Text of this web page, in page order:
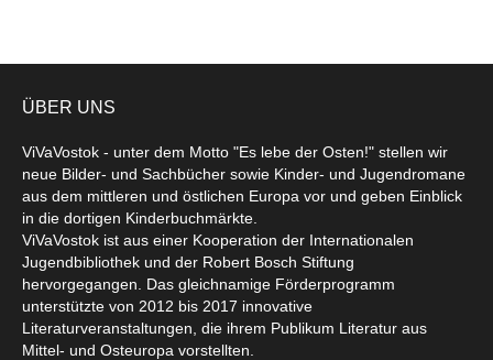
ÜBER UNS
ViVaVostok - unter dem Motto "Es lebe der Osten!" stellen wir
neue Bilder- und Sachbücher sowie Kinder- und Jugendromane
aus dem mittleren und östlichen Europa vor und geben Einblick
in die dortigen Kinderbuchmärkte.
ViVaVostok ist aus einer Kooperation der Internationalen
Jugendbibliothek und der Robert Bosch Stiftung
hervorgegangen. Das gleichnamige Förderprogramm
unterstützte von 2012 bis 2017 innovative
Literaturveranstaltungen, die ihrem Publikum Literatur aus
Mittel- und Osteuropa vorstellten.